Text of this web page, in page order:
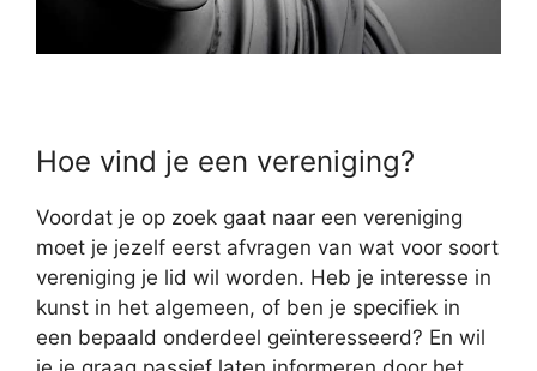
Hoe vind je een vereniging?
Voordat je op zoek gaat naar een vereniging
moet je jezelf eerst afvragen van wat voor soort
vereniging je lid wil worden. Heb je interesse in
kunst in het algemeen, of ben je specifiek in
een bepaald onderdeel geïnteresseerd? En wil